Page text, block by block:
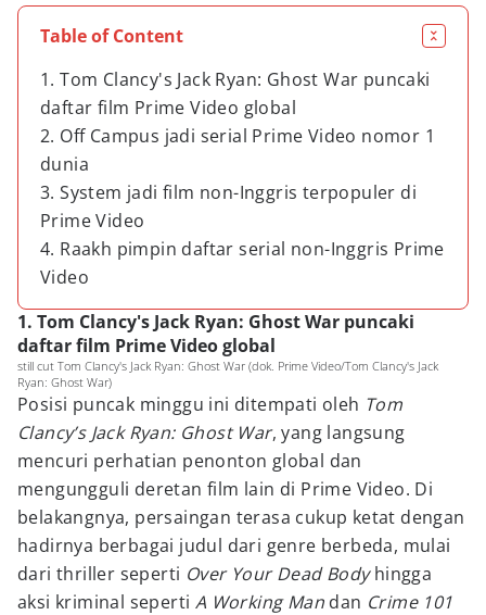
Table of Content
1. Tom Clancy's Jack Ryan: Ghost War puncaki
daftar film Prime Video global
2. Off Campus jadi serial Prime Video nomor 1
dunia
3. System jadi film non-Inggris terpopuler di
Prime Video
4. Raakh pimpin daftar serial non-Inggris Prime
Video
1. Tom Clancy's Jack Ryan: Ghost War puncaki
daftar film Prime Video global
still cut Tom Clancy's Jack Ryan: Ghost War (dok. Prime Video/Tom Clancy's Jack
Ryan: Ghost War)
Posisi puncak minggu ini ditempati oleh Tom
Clancy’s Jack Ryan: Ghost War, yang langsung
mencuri perhatian penonton global dan
mengungguli deretan film lain di Prime Video. Di
belakangnya, persaingan terasa cukup ketat dengan
hadirnya berbagai judul dari genre berbeda, mulai
dari thriller seperti Over Your Dead Bodyhingga
aksi kriminal seperti A Working Man dan Crime 101